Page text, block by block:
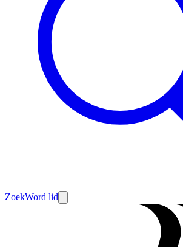
ZoekWord lid